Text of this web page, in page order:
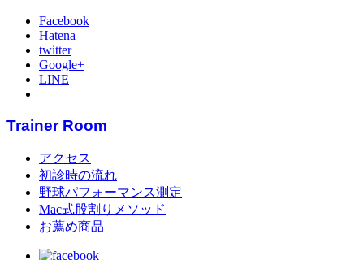
Facebook
Hatena
twitter
Google+
LINE
Trainer Room
アクセス
初診時の流れ
野球パフォーマンス測定
Mac式股割りメソッド
お薦め商品